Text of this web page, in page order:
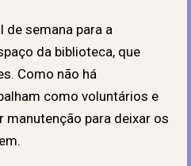
semana para a
da biblioteca, que
Como não há
como voluntários e
para deixar os